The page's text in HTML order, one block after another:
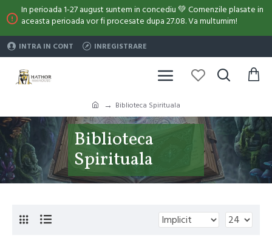
In perioada 1-27 august suntem in concediu 💚 Comenzile plasate in
aceasta perioada vor fi procesate dupa 27.08. Va multumim!
INTRA IN CONT INREGISTRARE
Biblioteca Spirituala
Biblioteca
Spirituala